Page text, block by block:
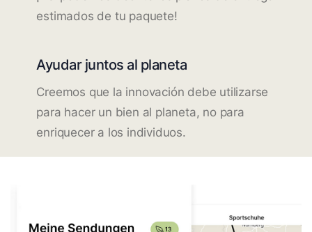
estimados de tu paquete!
Ayudar juntos al planeta
Creemos que la innovación debe utilizarse
para hacer un bien al planeta, no para
enriquecer a los individuos.